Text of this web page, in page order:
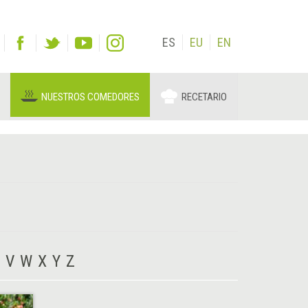
ES EU EN
NUESTROS COMEDORES RECETARIO
V W X Y Z